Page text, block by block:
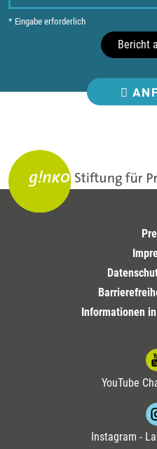
* Eingabe erforderlich
Bericht
Informationen
YouTube
Instagram -